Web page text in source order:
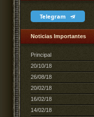
Telegram
Noticias Importantes
Principal
20/10/18
26/08/18
20/02/18
16/02/18
14/02/18